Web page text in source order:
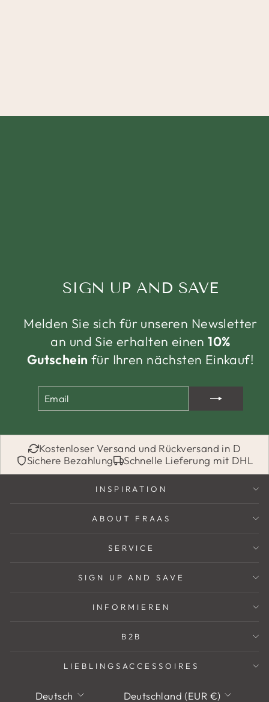
SIGN UP AND SAVE
Melden Sie sich für unseren Newsletter
an und Sie erhalten einen10%
Gutschein für Ihren nächsten Einkauf!
Kostenloser Versand und Rückversand in D
Sichere Bezahlung
Schnelle Lieferung mit DHL
INSPIRATION
ABOUT FRAAS
SERVICE
SIGN UP AND SAVE
INFORMIEREN
B2B
LIEBLINGSACCESSOIRES
Sprache
Deutsch Währung
Deutschland (EUR €)